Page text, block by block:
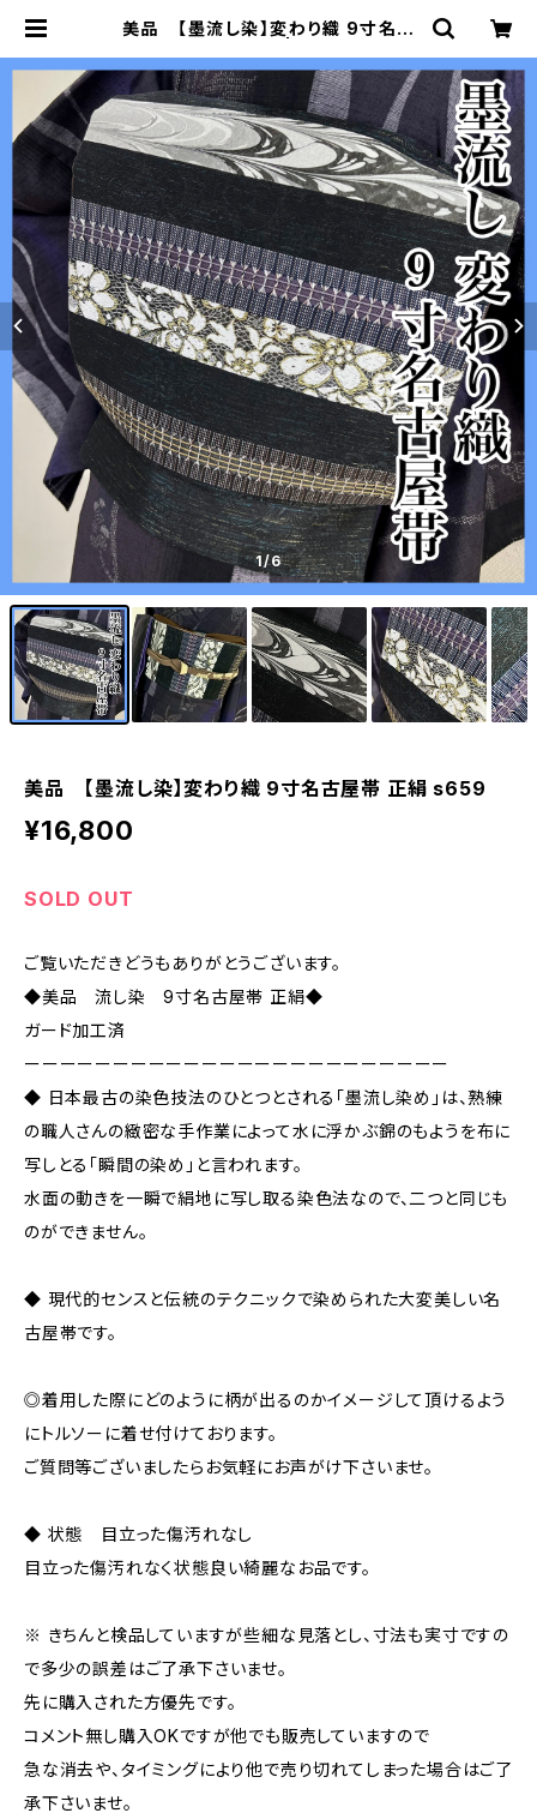
美品 【墨流し染】変わり織 9寸名古
1/6
美品 【墨流し染】変わり織 9寸名古屋帯 正絹 s659
¥16,800
SOLD OUT
ご覧いただきどうもありがとうございます。
◆美品 流し染 9寸名古屋帯 正絹◆
ガード加工済
ーーーーーーーーーーーーーーーーーーーーーーーー
◆ 日本最古の染色技法のひとつとされる「墨流し染め」は、熟練
の職人さんの緻密な手作業によって水に浮かぶ錦のもようを布に
写しとる「瞬間の染め」と言われます。
水面の動きを一瞬で絹地に写し取る染色法なので、二つと同じも
のができません。
◆ 現代的センスと伝統のテクニックで染められた大変美しい名
古屋帯です。
◎着用した際にどのように柄が出るのかイメージして頂けるよう
にトルソーに着せ付けております。
ご質問等ございましたらお気軽にお声がけ下さいませ。
◆ 状態 目立った傷汚れなし
目立った傷汚れなく状態良い綺麗なお品です。
※ きちんと検品していますが些細な見落とし、寸法も実寸ですの
で多少の誤差はご了承下さいませ。
先に購入された方優先です。
コメント無し購入OKですが他でも販売していますので
急な消去や、タイミングにより他で売り切れてしまった場合はご了
承下さいませ。